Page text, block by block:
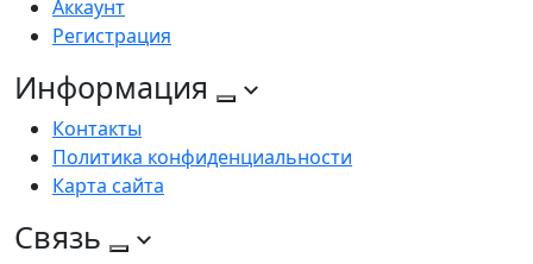
Аккаунт
Регистрация
Информация
Контакты
Политика конфиденциальности
Карта сайта
Связь